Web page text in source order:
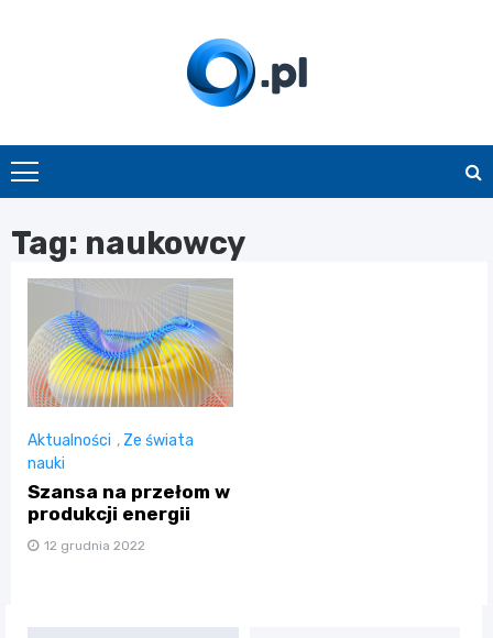
O.pl
Tag: naukowcy
Aktualności , Ze świata
nauki
Szansa na przełom w
produkcji energii
12 grudnia 2022